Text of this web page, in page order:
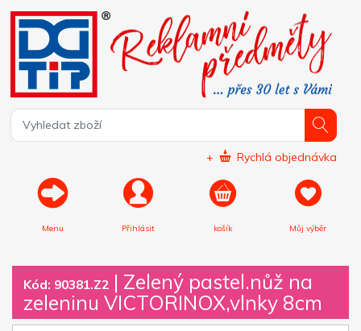
+ Rychlá objednávka
Menu Přihlásit košík Můj výběr
Kód: 90381.Z2 | Zelený pastel.nůž na
zeleninu VICTORINOX,vlnky 8cm